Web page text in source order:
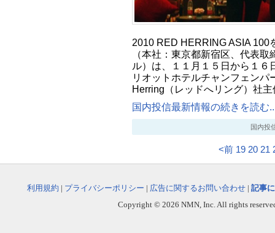
2010 RED HERRING ASIA 100
（本社：東京都新宿区、代表
ル）は、１１月１５日から１６
リオットホテルチャンフェン
Herring（レッドへリング）社
国内投信最新情報の続きを読む
国内投
<前 19 20 21
利用規約 | プライバシーポリシー | 広告に関するお問い合わせ | 記事
Copyright © 2026 NMN, Inc. All rights